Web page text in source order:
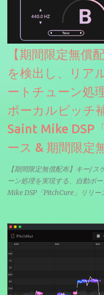
【期間限定無償
を検出し、リア
ートチューン処
ボーカルピッチ
Saint Mike DSP
ース & 期間限定
【期間限定無償配布】キー/
ーン処理を実現する、自動ボ
Mike DSP「PitchCure」リリー